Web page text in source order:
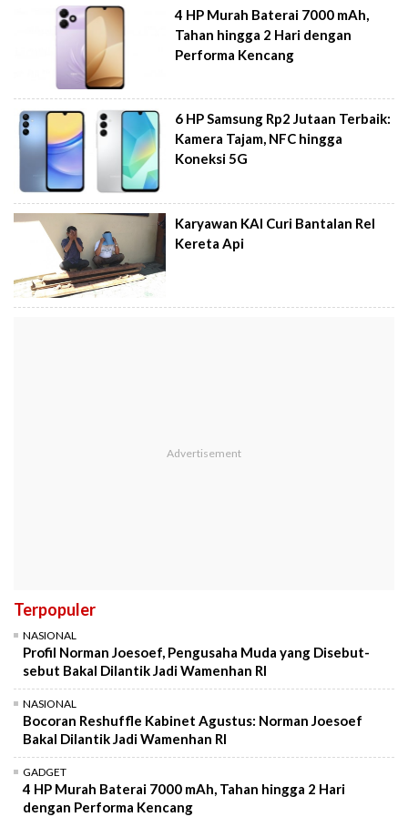
4 HP Murah Baterai 7000 mAh,
Tahan hingga 2 Hari dengan
Performa Kencang
6 HP Samsung Rp2 Jutaan Terbaik:
Kamera Tajam, NFC hingga
Koneksi 5G
Karyawan KAI Curi Bantalan Rel
Kereta Api
Terpopuler
NASIONAL
Profil Norman Joesoef, Pengusaha Muda yang Disebut-
sebut Bakal Dilantik Jadi Wamenhan RI
NASIONAL
Bocoran Reshuffle Kabinet Agustus: Norman Joesoef
Bakal Dilantik Jadi Wamenhan RI
GADGET
4 HP Murah Baterai 7000 mAh, Tahan hingga 2 Hari
dengan Performa Kencang